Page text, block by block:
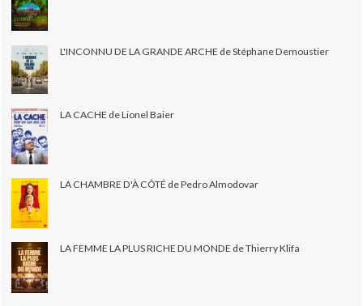
L'INCONNU DE LA GRANDE ARCHE de Stéphane Demoustier
LA CACHE de Lionel Baier
LA CHAMBRE D'À CÔTÉ de Pedro Almodovar
LA FEMME LA PLUS RICHE DU MONDE de Thierry Klifa